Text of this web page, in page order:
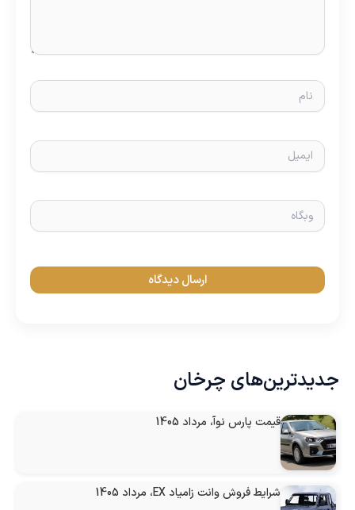
نام
ایمیل
وبگاه
جدیدترین‌های چرخان
قیمت پارس نوآ، مرداد 1405
شرایط فروش وانت زامیاد EX، مرداد 1405